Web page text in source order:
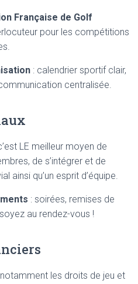
Française de Golf
pour les compétitions
: calendrier sportif clair,
centralisée.
LE meilleur moyen de
de s’intégrer et de
ainsi qu’un esprit d’équipe.
: soirées, remises de
au rendez-vous !
les droits de jeu et